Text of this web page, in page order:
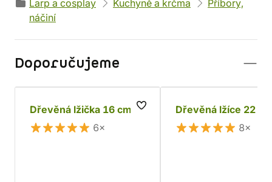
Larp a cosplay
Kuchyně a krčma
Příbory,
náčiní
Doporučujeme
Dřevěná lžička 16 cm
6×
Dřevěná lžíce 22 cm
8×